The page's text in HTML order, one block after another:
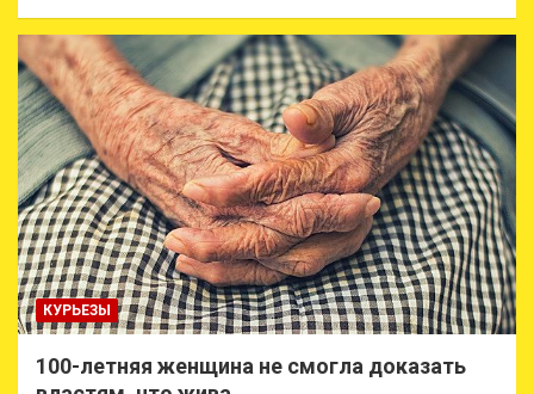
КУРЬЕЗЫ
100-летняя женщина не смогла доказать